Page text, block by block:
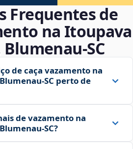
Frequentes de
na Itoupava
de caça vazamento na
perto de
de vazamento na